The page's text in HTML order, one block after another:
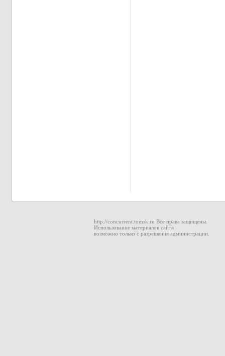
http://concurrent.tomsk.ru Все права защищены.
Использование материалов сайта
возможно только с разрешения администрации.